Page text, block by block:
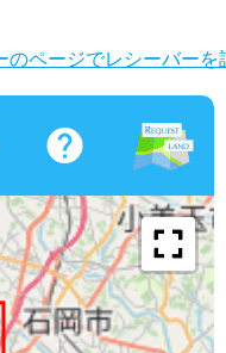
ページでレシーバーを